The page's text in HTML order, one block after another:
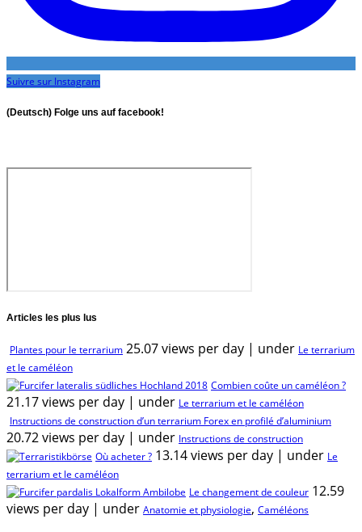
Suivre sur Instagram
(Deutsch) Folge uns auf facebook!
Articles les plus lus
Plantes pour le terrarium 25.07 views per day | under Le terrarium
et le caméléon
Combien coûte un caméléon ?
21.17 views per day | under Le terrarium et le caméléon
Instructions de construction d’un terrarium Forex en profilé d’aluminium
20.72 views per day | under Instructions de construction
Où acheter ? 13.14 views per day | under Le
terrarium et le caméléon
Le changement de couleur 12.59
views per day | under Anatomie et physiologie, Caméléons